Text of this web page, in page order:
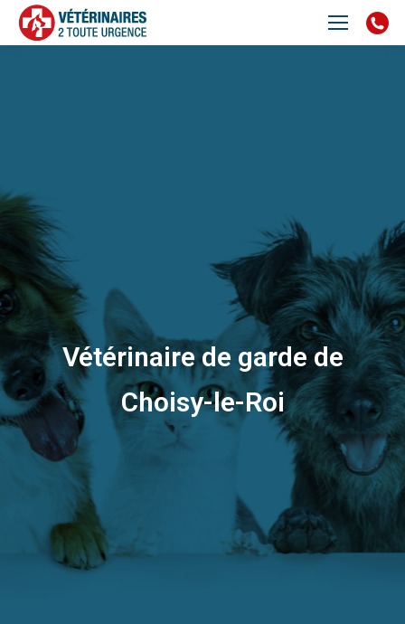
Vétérinaire de garde de
Choisy-le-Roi